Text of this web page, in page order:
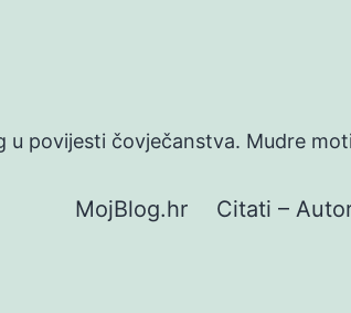
povijesti čovječanstva. Mudre
MojBlog.hr Citati –